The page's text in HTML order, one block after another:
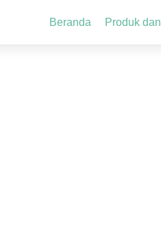
Beranda Produk